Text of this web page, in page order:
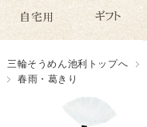
三輪そうめん池利トップへ
春雨・葛きり